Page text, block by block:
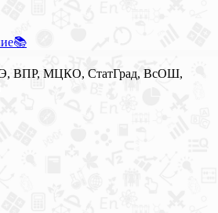
ВПР, МЦКО, СтатГрад, ВсОШ,